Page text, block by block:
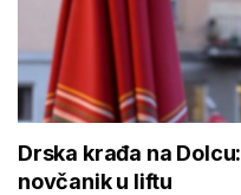
Drska krađa na
novčanik u liftu